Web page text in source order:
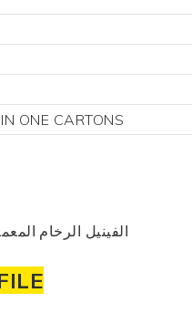
ONE CARTONS